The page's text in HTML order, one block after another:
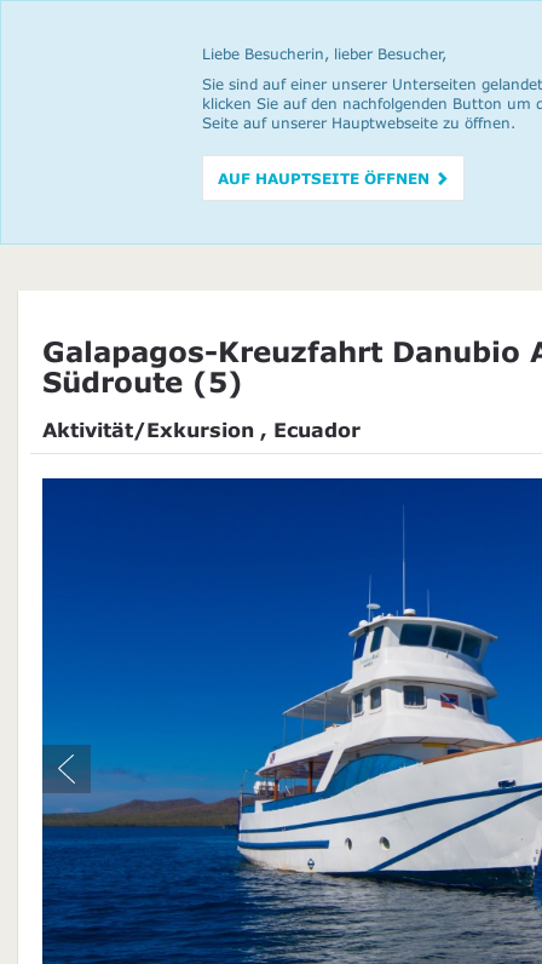
Liebe Besucherin, lieber Besucher,
Sie sind auf einer unserer Unterseiten
klicken Sie auf den nachfolgenden Button um
Seite auf unserer Hauptwebseite zu öffnen.
AUF HAUPTSEITE ÖFFNEN
Galapagos-Kreuzfahrt Danubio
Südroute (5)
Aktivität/Exkursion , Ecuador